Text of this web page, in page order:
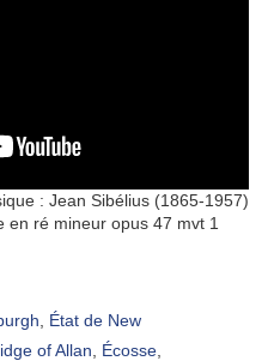
: Jean Sibélius (1865-1957)
en ré mineur opus 47 mvt 1
État de New
of Allan Écosse